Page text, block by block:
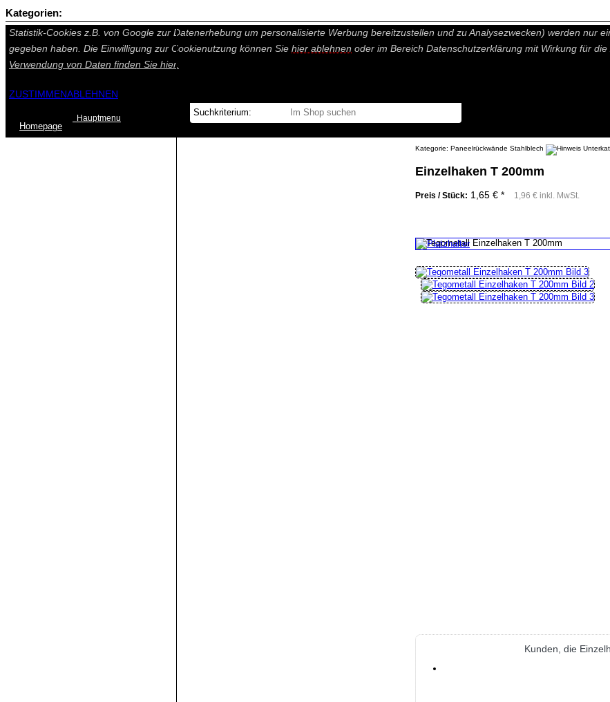
Auf dieser Seite werden technisch notwendige Cookies gesetzt. Technisch nicht notwendige Cookies und Statistik Funktionen, die
Statistik-Cookies z.B. von Google zur Datenerhebung um personalisierte Werbung bereitzustellen und zu Analysezwecken) werden nur
gegeben haben. Die Einwilligung zur Cookienutzung können Sie hier ablehnen oder im Bereich Datenschutzerklärung mit Wirkung für die
Verwendung von Daten finden Sie hier.
ZUSTIMMENABLEHNEN
Homepage
Hauptmenu
Kategorie: Paneelrückwände Stahlblech
Einzelhaken T 200mm
Preis / Stück: 1,65 € * 1,96 € inkl. MwSt.
Kunden, die
Kategorien: